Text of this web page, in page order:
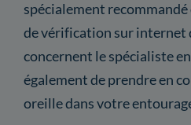
spécialement
de vérification sur internet
concernent le spécialiste
également de prendre en
oreille dans votre